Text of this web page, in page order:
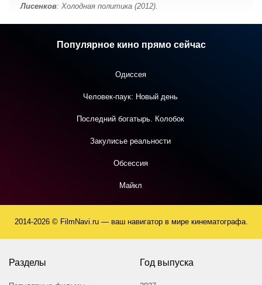
Лисенков: Холодная политика (2012).
Популярное кино прямо сейчас
Одиссея
Человек-паук: Новый день
Последний богатырь. Колобок
Закулисье реальности
Обсессия
Майкл
2014-2026 © FilmNavi.ru — ваш навигатор в мире кинематографа.
Разделы Год выпуска